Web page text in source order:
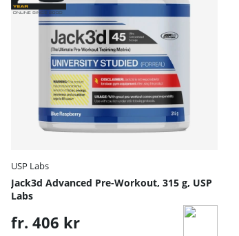
USP Labs
Jack3d Advanced Pre-Workout, 315 g, USP
Labs
fr. 406 kr